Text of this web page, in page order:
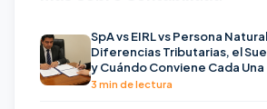
SpA vs EIRL vs Persona
Diferencias Tributarias, el
y Cuándo Conviene Cada Una
3 min de lectura